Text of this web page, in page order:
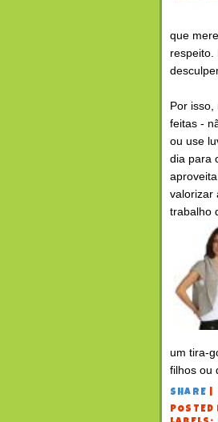
que
respeito.
Por
feitas -
ou use
dia para
valorizar
trabalho
um tira-
filhos ou
SHARE
POSTED